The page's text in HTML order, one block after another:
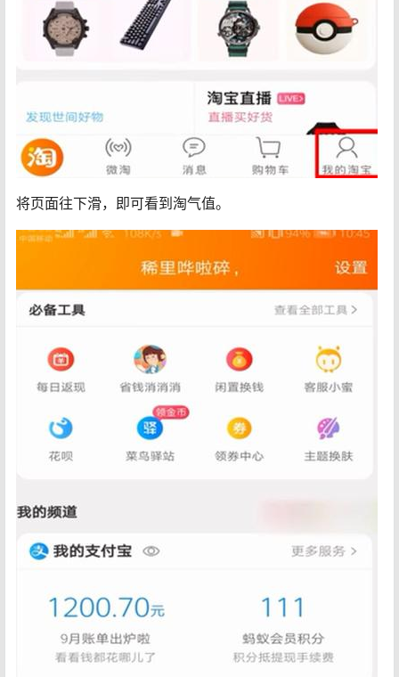
将页面往下滑，即可看到淘气值。